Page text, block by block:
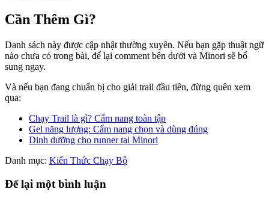
Cần Thêm Gì?
Danh sách này được cập nhật thường xuyên. Nếu bạn gặp thuật ngữ
nào chưa có trong bài, để lại comment bên dưới và Minori sẽ bổ
sung ngay.
Và nếu bạn đang chuẩn bị cho giải trail đầu tiên, đừng quên xem
qua:
Chạy Trail là gì? Cẩm nang toàn tập
Gel năng lượng: Cẩm nang chọn và dùng đúng
Dinh dưỡng cho runner tại Minori
Danh mục: Kiến Thức Chạy Bộ
Để lại một bình luận